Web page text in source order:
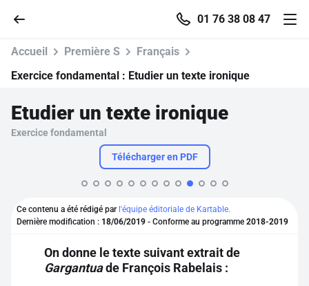
01 76 38 08 47
Accueil
Recherche
Se connecter
S'inscrire gratuitement
Accueil Première S
Français
Exercice fondamental : Etudier un texte ironique
Etudier un texte ironique
Exercice fondamental
Télécharger en PDF
Ce contenu a été rédigé par l'équipe éditoriale de Kartable.
Dernière modification : 18/06/2019 - Conforme au programme 2018-2019
On donne le texte suivant extrait de
Gargantuade François Rabelais :